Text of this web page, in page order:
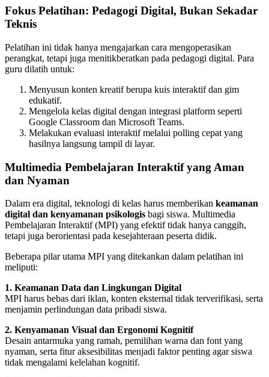
Fokus Pelatihan: Pedagogi Digital, Bukan Sekadar
Teknis
Pelatihan ini tidak hanya mengajarkan cara mengoperasikan
perangkat, tetapi juga menitikberatkan pada pedagogi digital. Para
guru dilatih untuk:
Menyusun konten kreatif berupa kuis interaktif dan gim
edukatif.
Mengelola kelas digital dengan integrasi platform seperti
Google Classroom dan Microsoft Teams.
Melakukan evaluasi interaktif melalui polling cepat yang
hasilnya langsung tampil di layar.
Multimedia Pembelajaran Interaktif yang Aman
dan Nyaman
Dalam era digital, teknologi di kelas harus memberikan keamanan
digital dan kenyamanan psikologis bagi siswa. Multimedia
Pembelajaran Interaktif (MPI) yang efektif tidak hanya canggih,
tetapi juga berorientasi pada kesejahteraan peserta didik.
Beberapa pilar utama MPI yang ditekankan dalam pelatihan ini
meliputi:
1. Keamanan Data dan Lingkungan Digital
MPI harus bebas dari iklan, konten eksternal tidak terverifikasi, serta
menjamin perlindungan data pribadi siswa.
2. Kenyamanan Visual dan Ergonomi Kognitif
Desain antarmuka yang ramah, pemilihan warna dan font yang
nyaman, serta fitur aksesibilitas menjadi faktor penting agar siswa
tidak mengalami kelelahan kognitif.